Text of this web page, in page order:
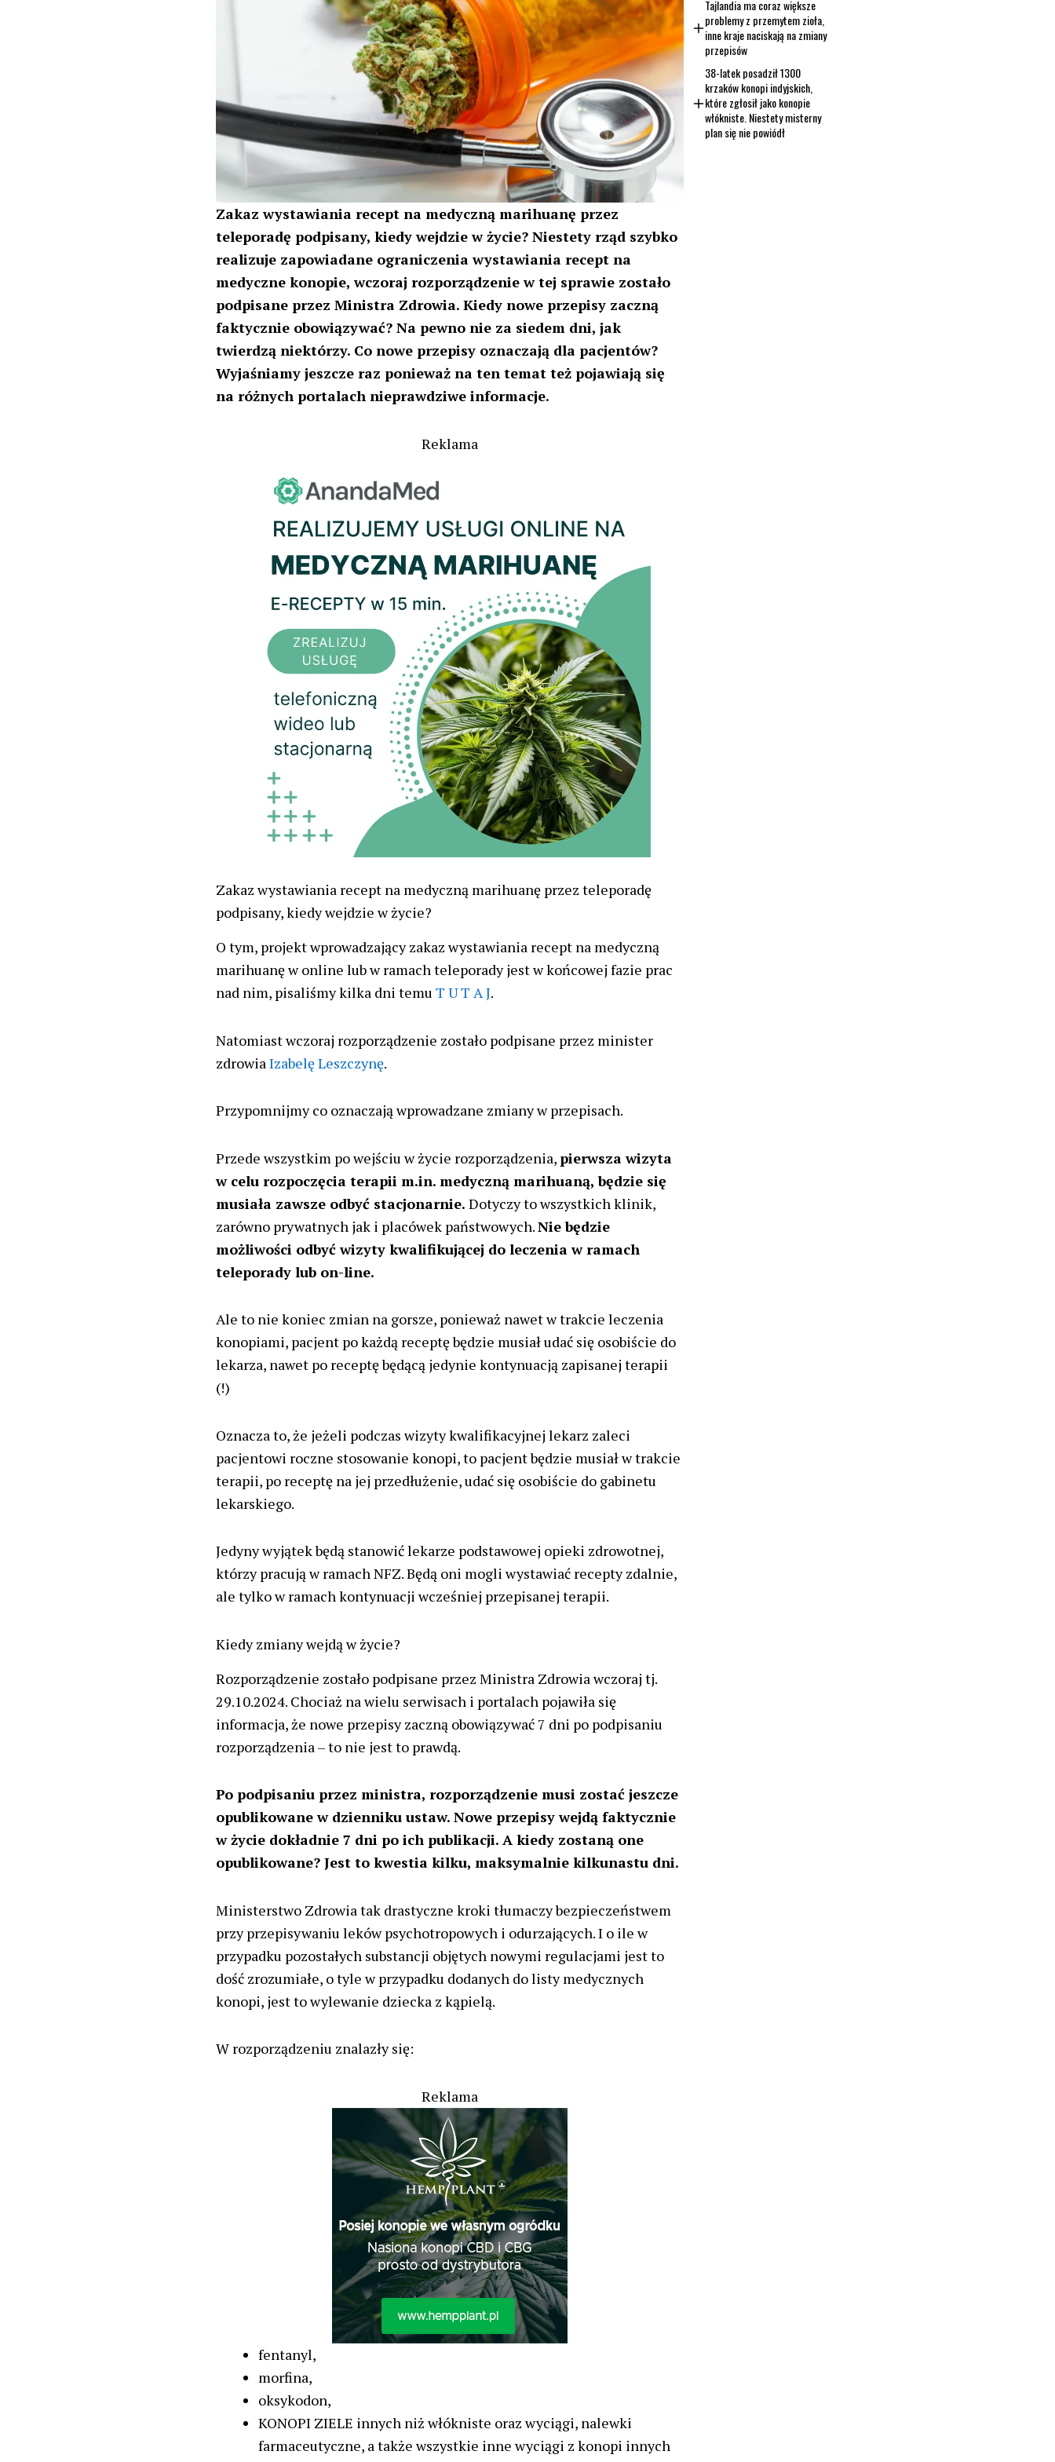
k e
r
Zakaz wystawiania recept na medyczną marihuanę przez
teleporadę podpisany, kiedy wejdzie w życie? Niestety rząd szybko
realizuje zapowiadane ograniczenia wystawiania recept na
medyczne konopie, wczoraj rozporządzenie w tej sprawie zostało
podpisane przez Ministra Zdrowia. Kiedy nowe przepisy zaczną
faktycznie obowiązywać? Na pewno nie za siedem dni, jak
twierdzą niektórzy. Co nowe przepisy oznaczają dla pacjentów?
Wyjaśniamy jeszcze raz ponieważ na ten temat też pojawiają się
na różnych portalach nieprawdziwe informacje.
Reklama
Zakaz wystawiania recept na medyczną marihuanę przez teleporadę
podpisany, kiedy wejdzie w życie?
O tym, projekt wprowadzający zakaz wystawiania recept na medyczną
marihuanę w online lub w ramach teleporady jest w końcowej fazie prac
nad nim, pisaliśmy kilka dni temu T U T A J.
Natomiast wczoraj rozporządzenie zostało podpisane przez minister
zdrowia Izabelę Leszczynę.
Przypomnijmy co oznaczają wprowadzane zmiany w przepisach.
Przede wszystkim po wejściu w życie rozporządzenia,pierwsza wizyta
w celu rozpoczęcia terapii m.in. medyczną marihuaną, będzie się
musiała zawsze odbyć stacjonarnie. Dotyczy to wszystkich klinik,
zarówno prywatnych jak i placówek państwowych.Nie będzie
możliwości odbyć wizyty kwalifikującej do leczenia w ramach
teleporady lub on-line.
Ale to nie koniec zmian na gorsze, ponieważ nawet w trakcie leczenia
konopiami, pacjent po każdą receptę będzie musiał udać się osobiście do
lekarza, nawet po receptę będącą jedynie kontynuacją zapisanej terapii
(!)
Oznacza to, że jeżeli podczas wizyty kwalifikacyjnej lekarz zaleci
pacjentowi roczne stosowanie konopi, to pacjent będzie musiał w trakcie
terapii, po receptę na jej przedłużenie, udać się osobiście do gabinetu
lekarskiego.
Jedyny wyjątek będą stanowić lekarze podstawowej opieki zdrowotnej,
którzy pracują w ramach NFZ. Będą oni mogli wystawiać recepty zdalnie,
ale tylko w ramach kontynuacji wcześniej przepisanej terapii.
Kiedy zmiany wejdą w życie?
Rozporządzenie zostało podpisane przez Ministra Zdrowia wczoraj tj.
29.10.2024. Chociaż na wielu serwisach i portalach pojawiła się
informacja, że nowe przepisy zaczną obowiązywać 7 dni po podpisaniu
rozporządzenia – to nie jest to prawdą.
Po podpisaniu przez ministra, rozporządzenie musi zostać jeszcze
opublikowane w dzienniku ustaw. Nowe przepisy wejdą faktycznie
w życie dokładnie 7 dni po ich publikacji. A kiedy zostaną one
opublikowane? Jest to kwestia kilku, maksymalnie kilkunastu dni.
Ministerstwo Zdrowia tak drastyczne kroki tłumaczy bezpieczeństwem
przy przepisywaniu leków psychotropowych i odurzających. I o ile w
przypadku pozostałych substancji objętych nowymi regulacjami jest to
dość zrozumiałe, o tyle w przypadku dodanych do listy medycznych
konopi, jest to wylewanie dziecka z kąpielą.
W rozporządzeniu znalazły się:
Reklama
fentanyl,
morfina,
oksykodon,
KONOPI ZIELE innych niż włókniste oraz wyciągi, nalewki
farmaceutyczne, a także wszystkie inne wyciągi z konopi innych
Tajlandia ma coraz większe
problemy z przemytem zioła,
inne kraje naciskają na zmiany
przepisów
38-latek posadził 1300
krzaków konopi indyjskich,
które zgłosił jako konopie
włókniste. Niestety misterny
plan się nie powiódł